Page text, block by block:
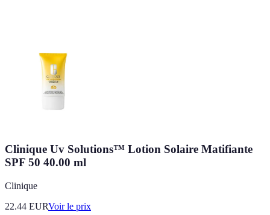
Clinique Uv Solutions™ Lotion Solaire Matifiante
SPF 50 40.00 ml
Clinique
22.44 EURVoir le prix